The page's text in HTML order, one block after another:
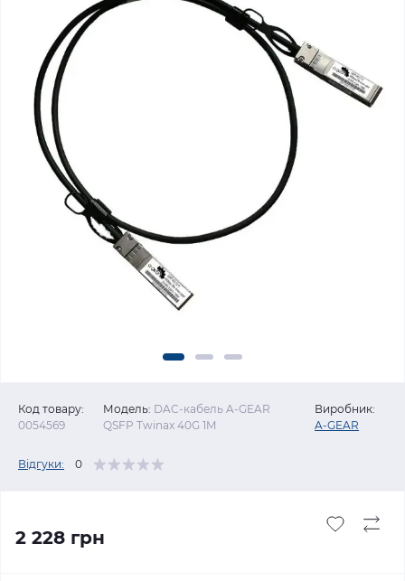
Код товару:
0054569
Модель: DAC-кабель A-GEAR
QSFP Twinax 40G 1M
Виробник:
A-GEAR
Відгуки: 0
2 228 грн